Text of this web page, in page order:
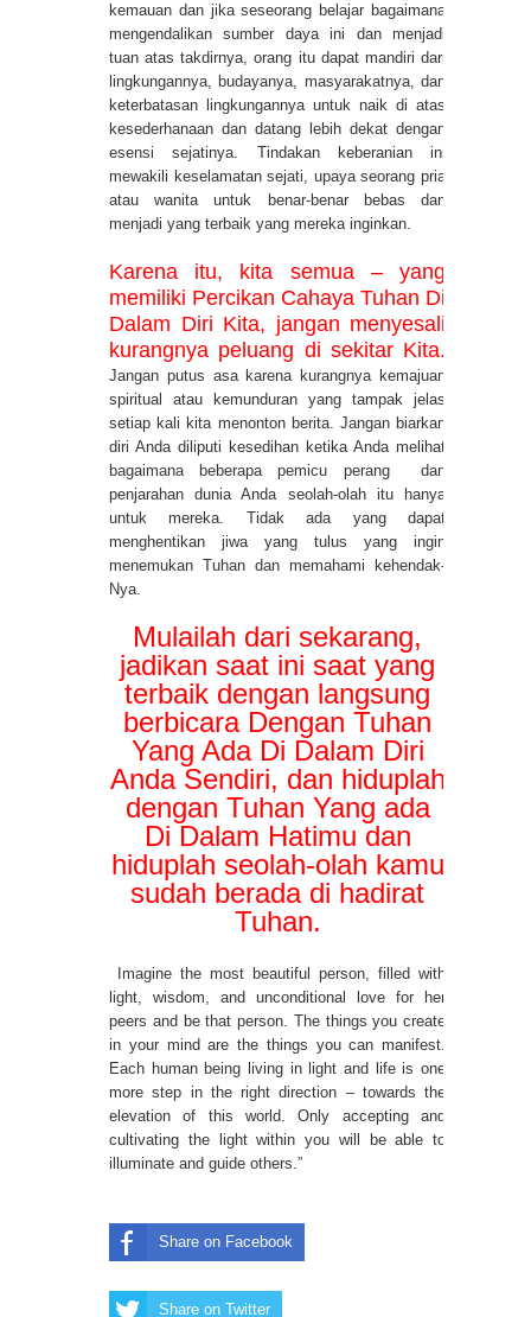
kemauan dan jika seseorang belajar bagaimana
mengendalikan sumber daya ini dan menjadi
tuan atas takdirnya, orang itu dapat mandiri dari
lingkungannya, budayanya, masyarakatnya, dan
keterbatasan lingkungannya untuk naik di atas
kesederhanaan dan datang lebih dekat dengan
esensi sejatinya. Tindakan keberanian ini
mewakili keselamatan sejati, upaya seorang pria
atau wanita untuk benar-benar bebas dan
menjadi yang terbaik yang mereka inginkan.
Karena itu, kita semua – yang
memiliki Percikan Cahaya Tuhan Di
Dalam Diri Kita, jangan menyesali
kurangnya peluang di sekitar Kita.
Jangan putus asa karena kurangnya kemajuan
spiritual atau kemunduran yang tampak jelas
setiap kali kita menonton berita. Jangan biarkan
diri Anda diliputi kesedihan ketika Anda melihat
bagaimana beberapa pemicu perang
dan
penjarahan dunia Anda seolah-olah itu hanya
untuk mereka. Tidak ada yang dapat
menghentikan jiwa yang tulus yang ingin
menemukan Tuhan dan memahami kehendak-
Nya.
Mulailah dari sekarang,
jadikan saat ini saat yang
terbaik dengan langsung
berbicara Dengan Tuhan
Yang Ada Di Dalam Diri
Anda Sendiri, dan hiduplah
dengan Tuhan Yang ada
Di Dalam Hatimu dan
hiduplah seolah-olah kamu
sudah berada di hadirat
Tuhan.
Imagine the most beautiful person, filled with
light, wisdom, and unconditional love for her
peers and be that person. The things you create
in your mind are the things you can manifest.
Each human being living in light and life is one
more step in the right direction – towards the
elevation of this world. Only accepting and
cultivating the light within you will be able to
illuminate and guide others.”
Share on Facebook
Share on Twitter